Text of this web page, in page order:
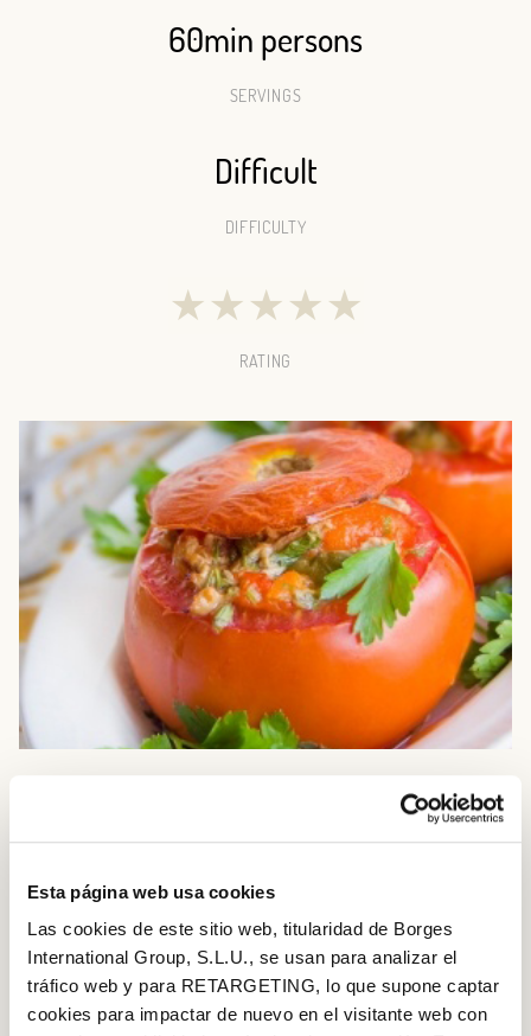
Esta página web usa cookies
Las cookies de este sitio web, titularidad de Borges
International Group, S.L.U., se usan para analizar el
tráfico web y para RETARGETING, lo que supone captar
cookies para impactar de nuevo en el visitante web con
60min persons
SERVINGS
Difficult
DIFFICULTY
★★★★★
RATING
INGREDIENTS
For the tomato filling:
4 medium tomatoes
100gr green beans (cooked)
1/2 diced courgette